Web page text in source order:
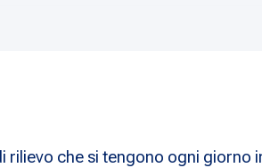
rilievo che si tengono ogni giorno